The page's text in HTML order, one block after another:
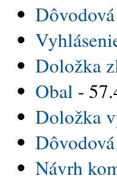
Doložka
Obal -
Doložka
Návrh